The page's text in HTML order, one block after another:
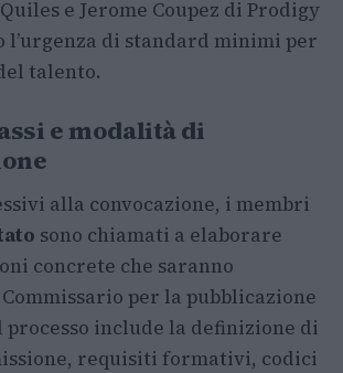
e Jerome Coupez di Prodigy
l’urgenza di standard minimi per
talento.
e modalità di
alla convocazione, i membri
sono chiamati a elaborare
concrete che saranno
per la pubblicazione
processo include la definizione di
requisiti formativi, codici